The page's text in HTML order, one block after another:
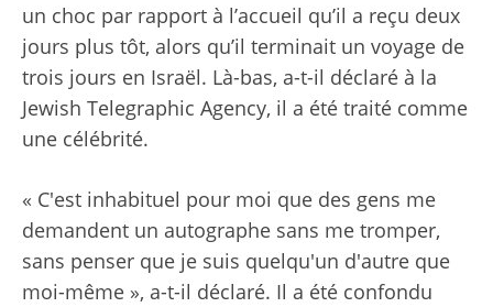
un choc par rapport à l’accueil qu’il a reçu deux
jours plus tôt, alors qu’il terminait un voyage de
trois jours en Israël. Là-bas, a-t-il déclaré à la
Jewish Telegraphic Agency, il a été traité comme
une célébrité.
« C'est inhabituel pour moi que des gens me
demandent un autographe sans me tromper,
sans penser que je suis quelqu'un d'autre que
moi-même », a-t-il déclaré. Il a été confondu